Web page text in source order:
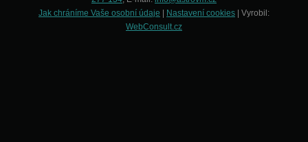
Jak chráníme Vaše osobní údaje
Nastavení cookies | Vyrobil:
WebConsult.cz